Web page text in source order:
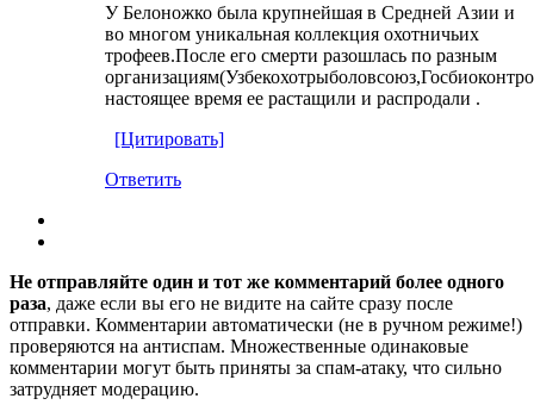
У Белоножко была крупнейшая в Средней Азии и
во многом уникальная коллекция охотничьих
трофеев.После его смерти разошлась по разным
настоящее время ее растащили и распродали .
[Цитировать]
Ответить
Не отправляйте один и тот же комментарий более одного
раза, даже если вы его не видите на сайте сразу после
отправки. Комментарии автоматически (не в ручном режиме!)
проверяются на антиспам. Множественные одинаковые
комментарии могут быть приняты за спам-атаку, что сильно
затрудняет модерацию.